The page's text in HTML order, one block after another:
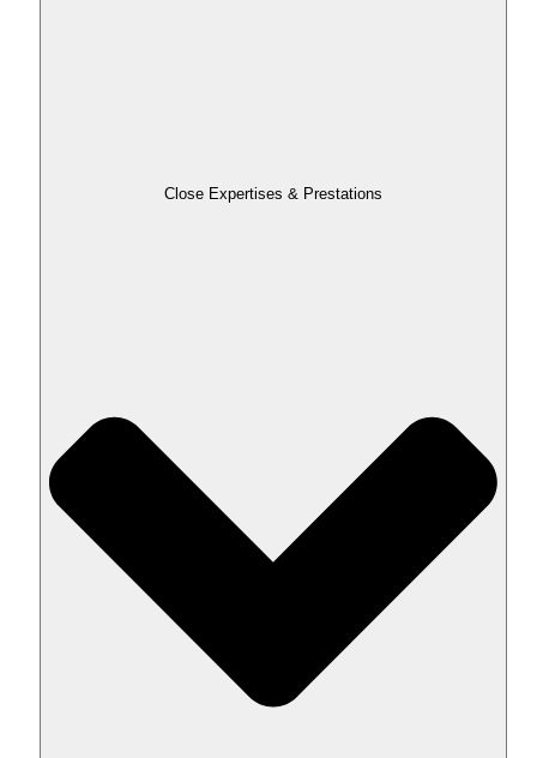
Close Expertises & Prestations